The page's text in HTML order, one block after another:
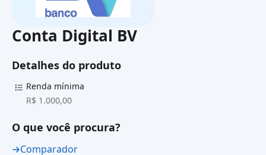
Conta Digital BV
Detalhes do produto
Renda mínima
R$ 1.000,00
O que você procura?
Comparador